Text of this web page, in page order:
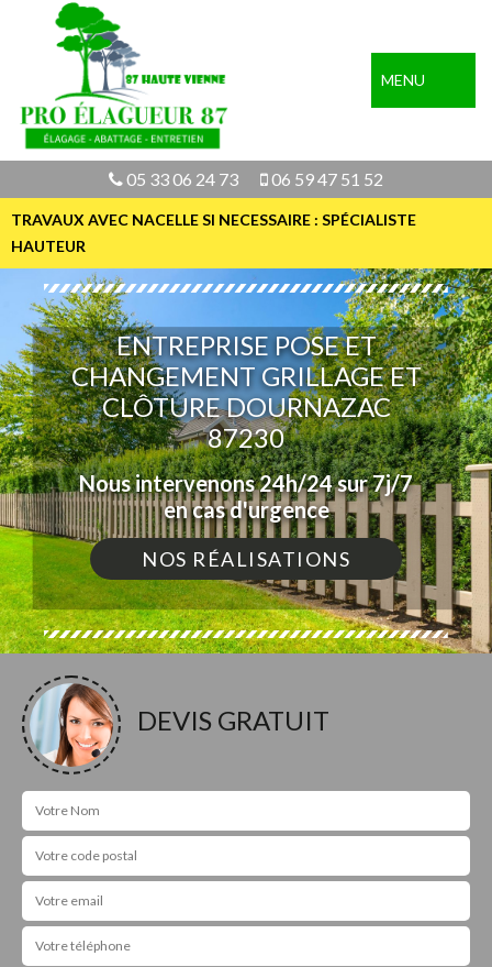
MENU
05 33 06 24 73 06 59 47 51 52
TRAVAUX AVEC NACELLE SI NECESSAIRE : SPÉCIALISTE
HAUTEUR
ENTREPRISE POSE ET
CHANGEMENT GRILLAGE ET
CLÔTURE DOURNAZAC
87230
Nous intervenons 24h/24 sur 7j/7
en cas d'urgence
NOS RÉALISATIONS
DEVIS GRATUIT